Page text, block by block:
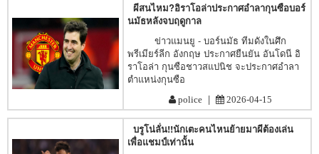
ผีสนไหม?อิราโอล่าประกาศอำลากุนซือบอร์
นมัธหลังจบฤดูกาล
ข่าวแมนยู - บอร์นมัธ ทีมดังในศึก
พรีเมียร์ลีก อังกฤษ ประกาศยืนยัน อันโดนี อิ
ราโอล่า กุนซือชาวสแปนิช จะประกาศอำลา
ตำแหน่งกุนซือ
police | 2026-04-15
บรูโน่ลั่น!!นักเตะคนไหนย้ายมาผีต้องเล่น
เพื่อแชมป์เท่านั้น